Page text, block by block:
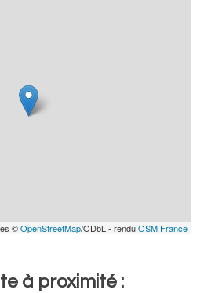
©OpenStreetMap/ODbL - renduOSM France
à proximité :